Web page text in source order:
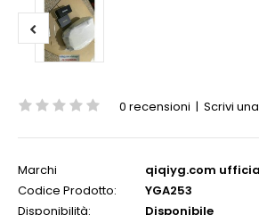
0 recensioni | Scrivi
Marchi
qiqiyg.com
Codice Prodotto:
YGA253
Disponibilità:
Disponibile